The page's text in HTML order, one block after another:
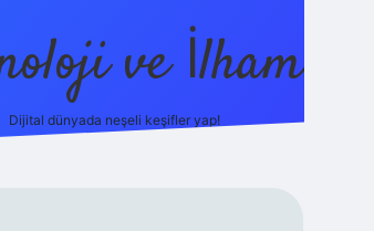
ve İlham
Dijital dünyada neşeli keşifler yap!